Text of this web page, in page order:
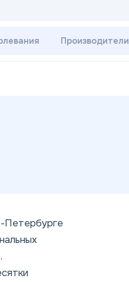
Производители
Петербурге